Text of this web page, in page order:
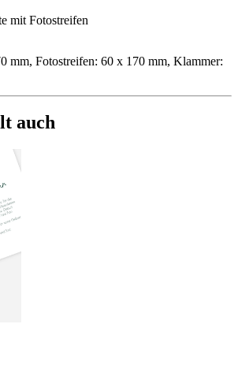
mit Fotostreifen
mm, Fotostreifen: 60 x 170 mm, Klammer:
auch